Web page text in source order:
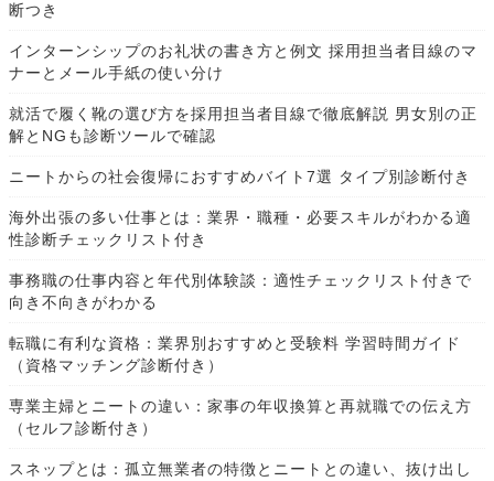
断つき
インターンシップのお礼状の書き方と例文 採用担当者目線のマ
ナーとメール手紙の使い分け
就活で履く靴の選び方を採用担当者目線で徹底解説 男女別の正
解とNGも診断ツールで確認
ニートからの社会復帰におすすめバイト7選 タイプ別診断付き
海外出張の多い仕事とは：業界・職種・必要スキルがわかる適
性診断チェックリスト付き
事務職の仕事内容と年代別体験談：適性チェックリスト付きで
向き不向きがわかる
転職に有利な資格：業界別おすすめと受験料 学習時間ガイド
（資格マッチング診断付き）
専業主婦とニートの違い：家事の年収換算と再就職での伝え方
（セルフ診断付き）
スネップとは：孤立無業者の特徴とニートとの違い、抜け出し